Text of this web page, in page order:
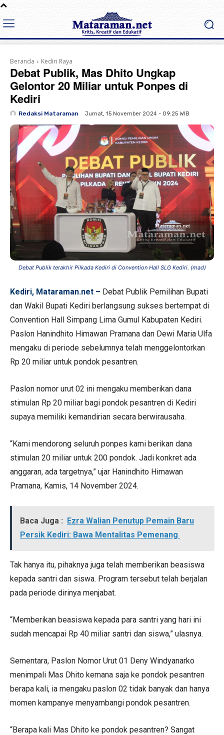
Beranda Kediri Raya
Debat Publik, Mas Dhito Ungkap
Gelontor 20 Miliar untuk Ponpes di
Kediri
Redaksi Mataraman Jumat, 15 November 2024 - 09:25 WIB
Debat Publik terakhir Pilkada Kediri di Convention Hall SLG Kediri. (mad)
Kediri, Mataraman.net – Debat Publik Pemilihan Bupati
dan Wakil Bupati Kediri berlangsung sukses bertempat di
Convention Hall Simpang Lima Gumul Kabupaten Kediri.
Paslon Hanindhito Himawan Pramana dan Dewi Maria Ulfa
mengaku di periode sebelumnya telah menggelontorkan
Rp 20 miliar untuk pondok pesantren.
Paslon nomor urut 02 ini mengaku memberikan dana
stimulan Rp 20 miliar bagi pondok pesantren di Kediri
supaya memiliki kemandirian secara berwirausaha.
“Kami mendorong seluruh ponpes kami berikan dana
stimulan 20 miliar untuk 200 pondok. Jadi konkret ada
anggaran, ada targetnya,” ujar Hanindhito Himawan
Pramana, Kamis, 14 November 2024.
Baca Juga : Ezra Walian Penutup Pemain Baru
Persik Kediri: Bawa Mentalitas Pemenang
Tak hanya itu, pihaknya juga telah memberikan beasiswa
kepada santri dan siswa. Program tersebut telah berjalan
pada periode dirinya menjabat.
“Memberikan beasiswa kepada para santri yang hari ini
sudah mencapai Rp 40 miliar santri dan siswa,” ulasnya.
Sementara, Paslon Nomor Urut 01 Deny Windyanarko
menimpali Mas Dhito kemana saja ke pondok pesantren
berapa kali, ia mengaku paslon 02 tidak banyak dan hanya
momen kampanye menyambangi pondok pesantren.
“Berapa kali Mas Dhito ke pondok pesantren? Sangat